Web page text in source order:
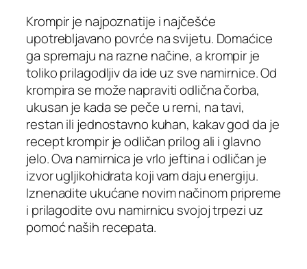
Krompir je najpoznatije i najčešće
upotrebljavano povrće na svijetu. Domaćice
ga spremaju na razne načine, a krompir je
toliko prilagodljiv da ide uz sve namirnice. Od
krompira se može napraviti odlična čorba,
ukusan je kada se peče u rerni, na tavi,
restan ili jednostavno kuhan, kakav god da je
recept krompir je odličan prilog ali i glavno
jelo. Ova namirnica je vrlo jeftina i odličan je
izvor ugljikohidrata koji vam daju energiju.
Iznenadite ukućane novim načinom pripreme
i prilagodite ovu namirnicu svojoj trpezi uz
pomoć naših recepata.